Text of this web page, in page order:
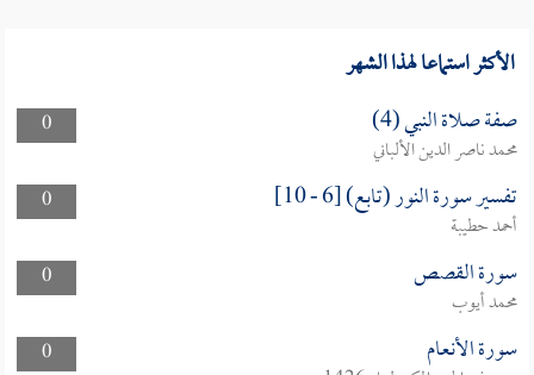
الأكثر استماعا لهذا الشهر
0 صفة صلاة النبي (4)
محمد ناصر الدين الألباني
0
تفسير سورة النور (تابع) [6 - 10]
أحمد حطيبة
0
سورة القصص
محمد أيوب
0
سورة الأنعام